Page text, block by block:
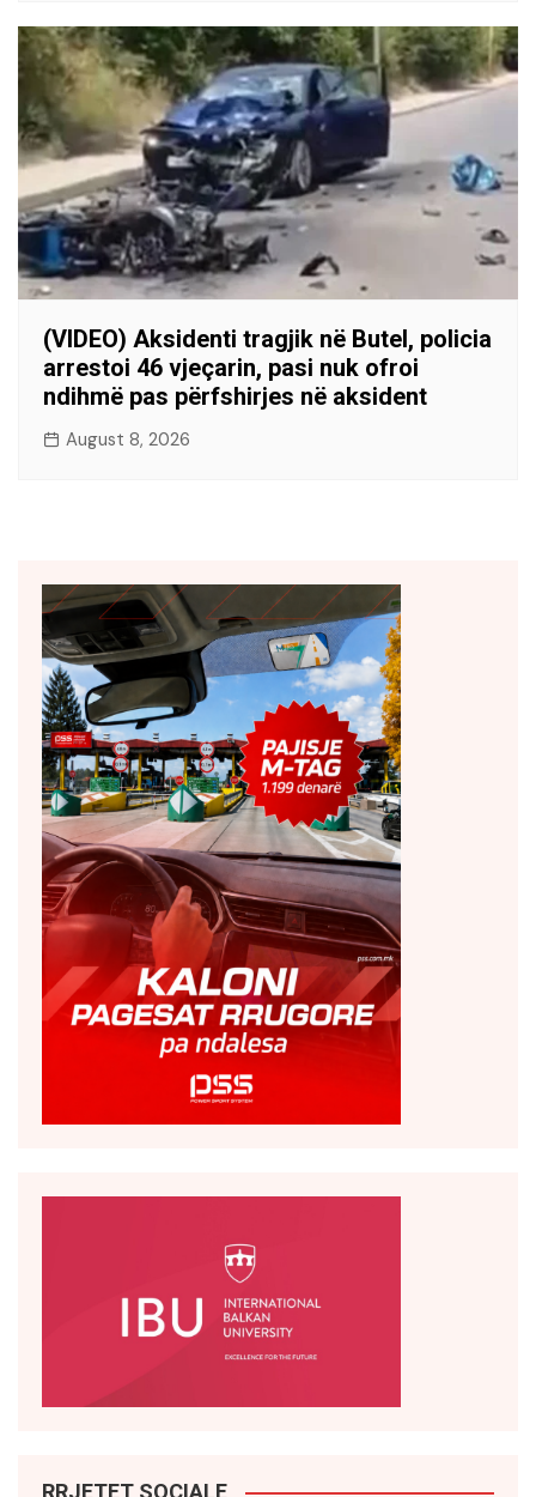
(VIDEO) Aksidenti tragjik në Butel, policia
arrestoi 46 vjeçarin, pasi nuk ofroi
ndihmë pas përfshirjes në aksident
August 8, 2026
RRJETET SOCIALE